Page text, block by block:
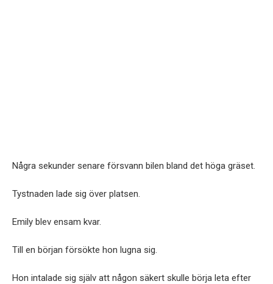
Några sekunder senare försvann bilen bland det höga gräset.
Tystnaden lade sig över platsen.
Emily blev ensam kvar.
Till en början försökte hon lugna sig.
Hon intalade sig själv att någon säkert skulle börja leta efter